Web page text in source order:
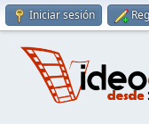
Iniciar sesión